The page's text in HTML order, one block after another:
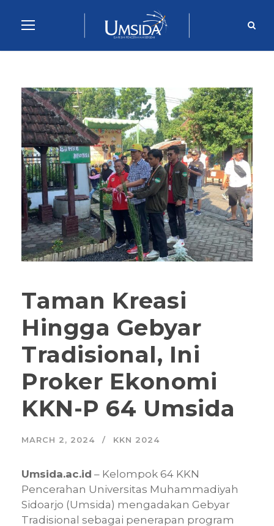
Taman Kreasi
Hingga Gebyar
Tradisional, Ini
Proker Ekonomi
KKN-P 64 Umsida
MARCH 2, 2024 KKN 2024
Umsida.ac.id – Kelompok 64 KKN
Pencerahan Universitas Muhammadiyah
Sidoarjo (Umsida) mengadakan Gebyar
Tradisional sebagai penerapan program